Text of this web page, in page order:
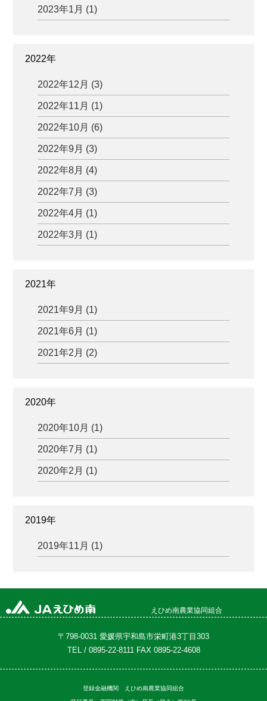
2023年1月 (1)
2022年
2022年12月 (3)
2022年11月 (1)
2022年10月 (6)
2022年9月 (3)
2022年8月 (4)
2022年7月 (3)
2022年4月 (1)
2022年3月 (1)
2021年
2021年9月 (1)
2021年6月 (1)
2021年2月 (2)
2020年
2020年10月 (1)
2020年7月 (1)
2020年2月 (1)
2019年
2019年11月 (1)
えひめ南農業協同組合
〒798-0031 愛媛県宇和島市栄町港3丁目303
TEL / 0895-22-8111 FAX 0895-22-4608
登録金融機関 えひめ南農業協同組合